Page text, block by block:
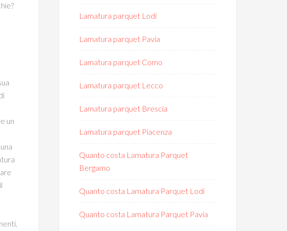
un
Lamatura parquet Lodi
Lamatura parquet Pavia
Lamatura parquet Como
Lamatura parquet Lecco
Lamatura parquet Brescia
Lamatura parquet Piacenza
Quanto costa Lamatura Parquet
Bergamo
Quanto costa Lamatura Parquet Lodi
Quanto costa Lamatura Parquet Pavia